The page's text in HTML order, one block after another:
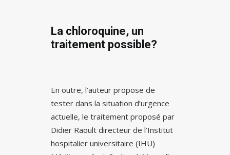
La chloroquine, un
traitement possible?
En outre, l’auteur propose de
tester dans la situation d’urgence
actuelle, le traitement proposé par
Didier Raoult directeur de l’Institut
hospitalier universitaire (IHU)